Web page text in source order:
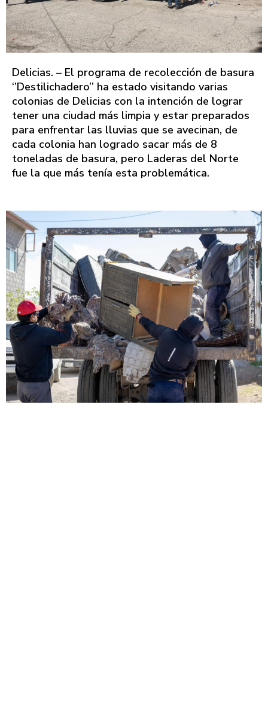
Delicias. – El programa de recolección de basura
‘’Destilichadero’’ ha estado visitando varias
colonias de Delicias con la intención de lograr
tener una ciudad más limpia y estar preparados
para enfrentar las lluvias que se avecinan, de
cada colonia han logrado sacar más de 8
toneladas de basura, pero Laderas del Norte
fue la que más tenía esta problemática.